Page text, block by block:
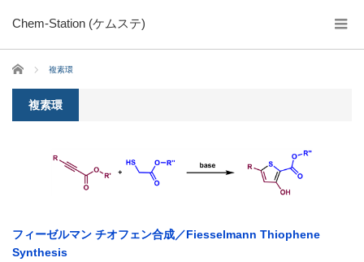
Chem-Station (ケムステ)
ホーム 複素環
複素環
フィーゼルマン チオフェン合成／Fiesselmann Thiophene
Synthesis